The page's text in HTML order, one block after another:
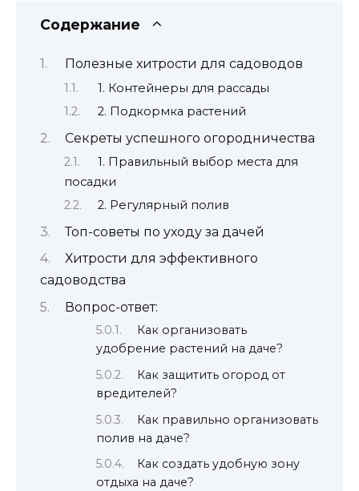
Содержание
Полезные хитрости для садоводов
1. Контейнеры для рассады
2. Подкормка растений
Секреты успешного огородничества
1. Правильный выбор места для
посадки
2. Регулярный полив
Топ-советы по уходу за дачей
Хитрости для эффективного
садоводства
Вопрос-ответ:
Как организовать
удобрение растений на даче?
Как защитить огород от
вредителей?
Как правильно организовать
полив на даче?
Как создать удобную зону
отдыха на даче?